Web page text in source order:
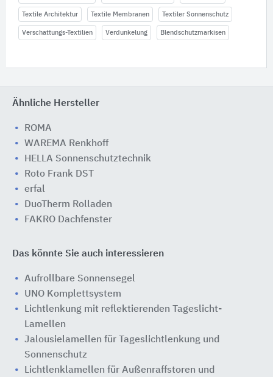
Textile Architektur Textile Membranen Textiler Sonnenschutz
Verschattungs-Textilien Verdunkelung Blendschutzmarkisen
Ähnliche Hersteller
ROMA
WAREMA Renkhoff
HELLA Sonnenschutztechnik
Roto Frank DST
erfal
DuoTherm Rolladen
FAKRO Dachfenster
Das könnte Sie auch interessieren
Aufrollbare Sonnensegel
UNO Komplettsystem
Lichtlenkung mit reflektierenden Tageslicht-
Lamellen
Jalousielamellen für Tageslichtlenkung und
Sonnenschutz
Lichtlenklamellen für Außenraffstoren und